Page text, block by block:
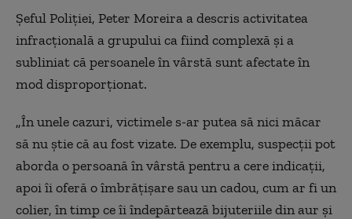
Şeful Poliţiei, Peter Moreira a descris activitatea
infracţională a grupului ca fiind complexă şi a
subliniat că persoanele în vârstă sunt afectate în
mod disproporţionat.
„În unele cazuri, victimele s-ar putea să nici măcar
să nu ştie că au fost vizate. De exemplu, suspecţii pot
aborda o persoană în vârstă pentru a cere indicaţii,
apoi îi oferă o îmbrăţişare sau un cadou, cum ar fi un
colier, în timp ce îi îndepărtează bijuteriile din aur şi